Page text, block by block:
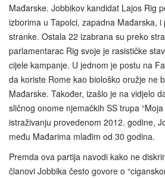
Mađarske. Jobbikov kandidat Lajos Rig
izborima u Tapolci, zapadna Mađarska,
stranke. Ostala 22 izabrana su preko
parlamentarac Rig svoje je rasističke
cijele kampanje. U jednom je postu na
da koriste Rome kao biološko oružje ne
Mađarske. Također, izašlo je na vidjelo
sličnog onome njemačkih SS trupa
istraživanju provedenom 2012. godine,
među Mađarima mlađim od 30 godina.
Premda ova partija navodi kako ne
članovi Jobbika često govore o